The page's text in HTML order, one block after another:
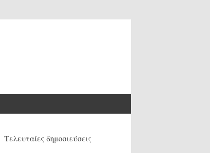
Τελευταίες δημοσιεύσεις